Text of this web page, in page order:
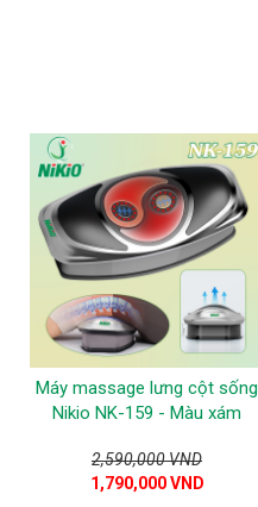
Máy massage lưng cột sống
Nikio NK-159 - Màu xám
2,590,000 VND
1,790,000 VND